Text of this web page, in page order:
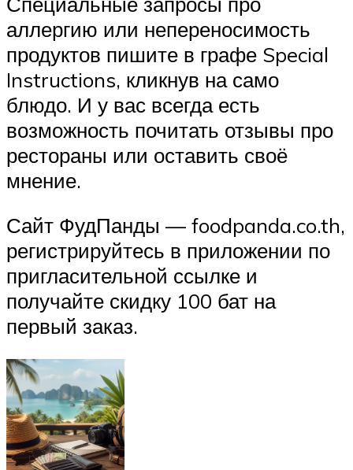
аллергию или непереносимость
продуктов пишите в графе Special
Instructions, кликнув на само
блюдо. И у вас всегда есть
возможность почитать отзывы про
рестораны или оставить своё
мнение.
Сайт ФудПанды — foodpanda.co.th,
регистрируйтесь в приложении по
пригласительной ссылке и
получайте скидку 100 бат на
первый заказ.